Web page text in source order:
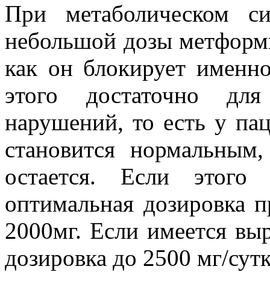
При метаболическом
небольшой дозы
как он блокирует
этого достаточно
нарушений, то есть у
становится
остается. Если этого
оптимальная дозировка
2000мг. Если имеется
дозировка до 2500 мг/